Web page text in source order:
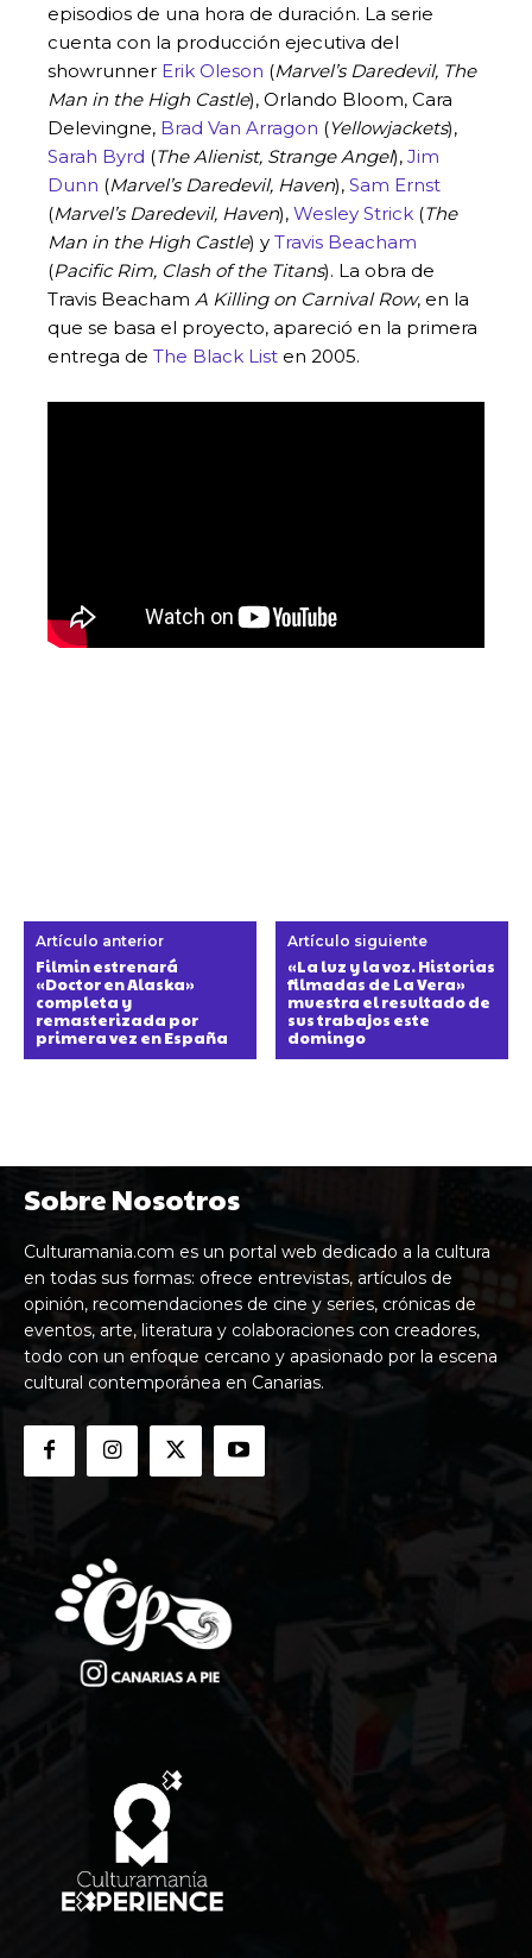
episodios de una hora de duración. La serie
cuenta con la producción ejecutiva del
showrunner Erik Oleson (Marvel’s Daredevil, The
Man in the High Castle), Orlando Bloom, Cara
Delevingne, Brad Van Arragon (Yellowjackets),
Sarah Byrd (The Alienist, Strange Angel), Jim
Dunn (Marvel’s Daredevil, Haven), Sam Ernst
(Marvel’s Daredevil, Haven), Wesley Strick (The
Man in the High Castle) y Travis Beacham
(Pacific Rim, Clash of the Titans). La obra de
Travis Beacham A Killing on Carnival Row, en la
que se basa el proyecto, apareció en la primera
entrega de The Black List en 2005.
Artículo anterior
Filmin estrenará
«Doctor en Alaska»
completa y
remasterizada por
primera vez en España
Artículo siguiente
«La luz y la voz. Historias
filmadas de La Vera»
muestra el resultado de
sus trabajos este
domingo
Sobre Nosotros
Culturamania.com es un portal web dedicado a la cultura
en todas sus formas: ofrece entrevistas, artículos de
opinión, recomendaciones de cine y series, crónicas de
eventos, arte, literatura y colaboraciones con creadores,
todo con un enfoque cercano y apasionado por la escena
cultural contemporánea en Canarias.